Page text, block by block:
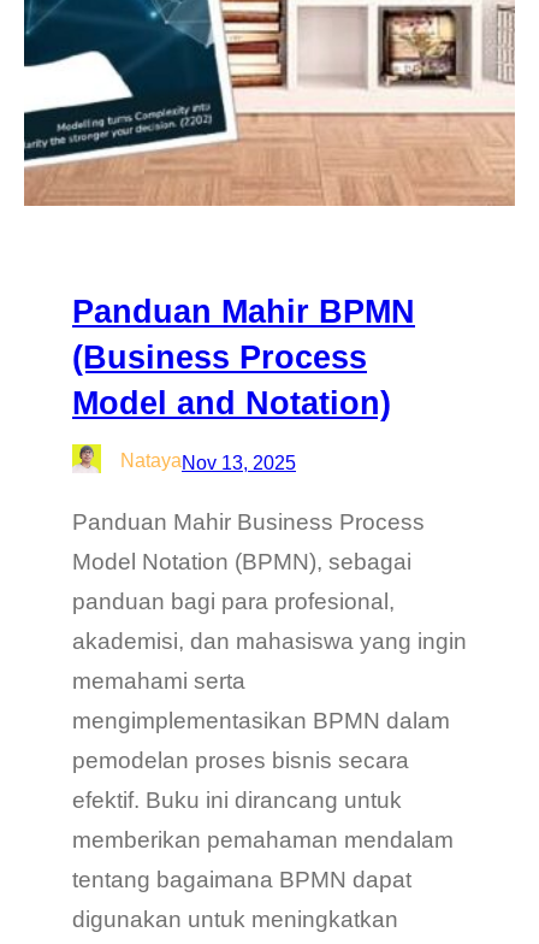
Panduan Mahir BPMN
(Business Process
Model and Notation)
NatayaNov 13, 2025
Panduan Mahir Business Process
Model Notation (BPMN), sebagai
panduan bagi para profesional,
akademisi, dan mahasiswa yang ingin
memahami serta
mengimplementasikan BPMN dalam
pemodelan proses bisnis secara
efektif. Buku ini dirancang untuk
memberikan pemahaman mendalam
tentang bagaimana BPMN dapat
digunakan untuk meningkatkan